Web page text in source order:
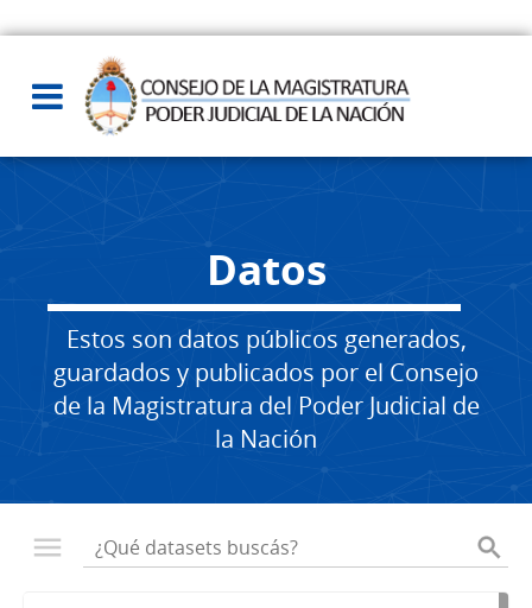
Datos
Estos son datos públicos generados,
guardados y publicados por el Consejo
de la Magistratura del Poder Judicial de
la Nación